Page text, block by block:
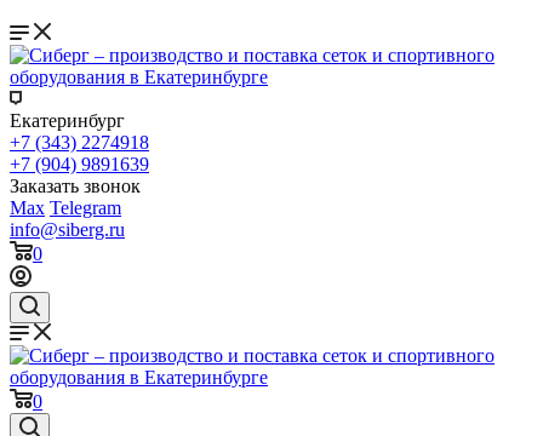
Екатеринбург
+7 (343) 2274918
+7 (904) 9891639
Заказать звонок
Max Telegram
info@siberg.ru
0
0